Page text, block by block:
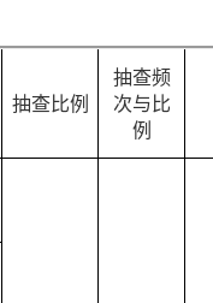
抽查比例
抽查频
次与比
例